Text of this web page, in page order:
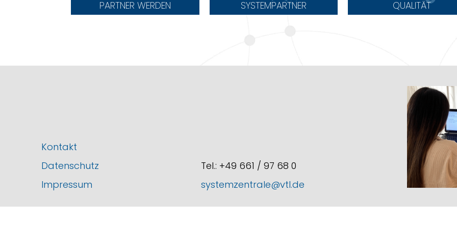
PARTNER WERDEN SYSTEMPARTNER QUALITÄT
Kontakt
Datenschutz
Impressum
Tel.: +49 661 / 97 68 0
systemzentrale@vtl.de